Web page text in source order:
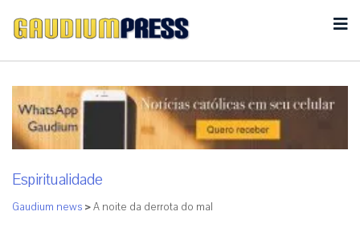
Espiritualidade
Gaudium news >A noite da derrota do mal